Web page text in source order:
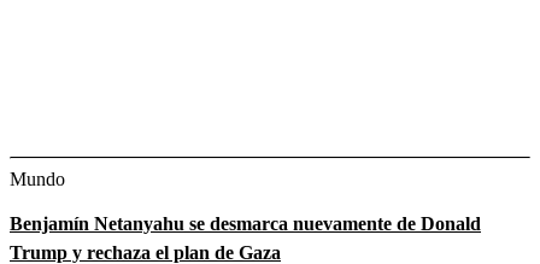
Mundo
Benjamín Netanyahu se desmarca nuevamente de Donald
Trump y rechaza el plan de Gaza